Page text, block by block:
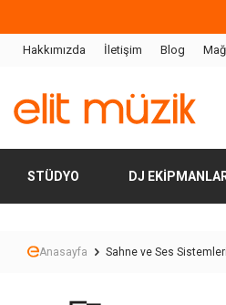
Hakkımızda İletişim Blog
STÜDYO DJ
Anasayfa Sahne ve Ses Sistemleri